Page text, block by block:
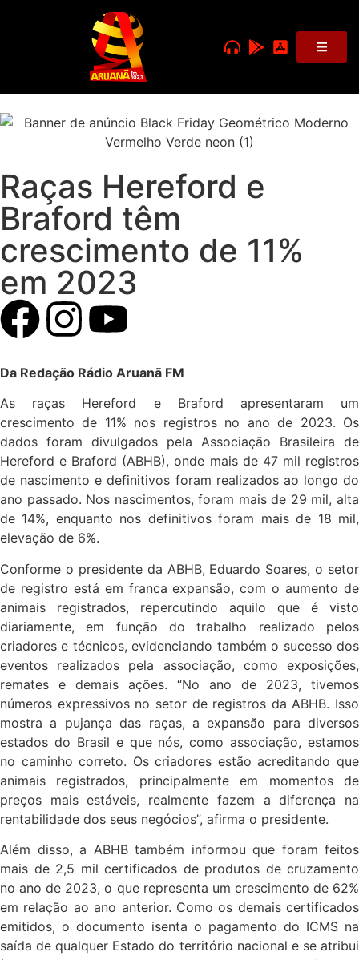
Raças Hereford e
Braford têm
crescimento de 11%
em 2023
Da Redação Rádio Aruanã FM
As raças Hereford e Braford apresentaram um
crescimento de 11% nos registros no ano de 2023. Os
dados foram divulgados pela Associação Brasileira de
Hereford e Braford (ABHB), onde mais de 47 mil registros
de nascimento e definitivos foram realizados ao longo do
ano passado. Nos nascimentos, foram mais de 29 mil, alta
de 14%, enquanto nos definitivos foram mais de 18 mil,
elevação de 6%.
Conforme o presidente da ABHB, Eduardo Soares, o setor
de registro está em franca expansão, com o aumento de
animais registrados, repercutindo aquilo que é visto
diariamente, em função do trabalho realizado pelos
criadores e técnicos, evidenciando também o sucesso dos
eventos realizados pela associação, como exposições,
remates e demais ações. “No ano de 2023, tivemos
números expressivos no setor de registros da ABHB. Isso
mostra a pujança das raças, a expansão para diversos
estados do Brasil e que nós, como associação, estamos
no caminho correto. Os criadores estão acreditando que
animais registrados, principalmente em momentos de
preços mais estáveis, realmente fazem a diferença na
rentabilidade dos seus negócios”, afirma o presidente.
Além disso, a ABHB também informou que foram feitos
mais de 2,5 mil certificados de produtos de cruzamento
no ano de 2023, o que representa um crescimento de 62%
em relação ao ano anterior. Como os demais certificados
emitidos, o documento isenta o pagamento do ICMS na
saída de qualquer Estado do território nacional e se atribui